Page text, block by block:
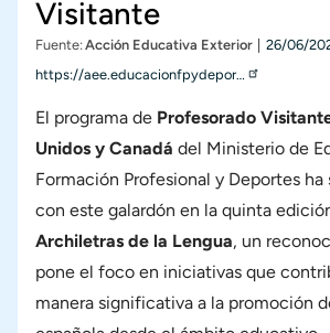
Visitante
Fuente Acción Educativa Exterior Fecha
26/06/
https://aee.educacionfpydepor…
El programa de Profesorado
Unidos y Canadá del Ministerio de
Formación Profesional y Deportes
con este galardón en la quinta
Archiletras de la Lengua, un
pone el foco en iniciativas que
manera significativa a la promoción